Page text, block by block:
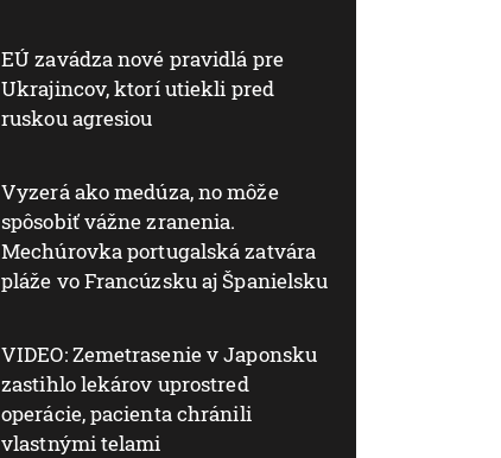
EÚ zavádza nové pravidlá pre
Ukrajincov, ktorí utiekli pred
ruskou agresiou
Vyzerá ako medúza, no môže
spôsobiť vážne zranenia.
Mechúrovka portugalská zatvára
pláže vo Francúzsku aj Španielsku
VIDEO: Zemetrasenie v Japonsku
zastihlo lekárov uprostred
operácie, pacienta chránili
vlastnými telami